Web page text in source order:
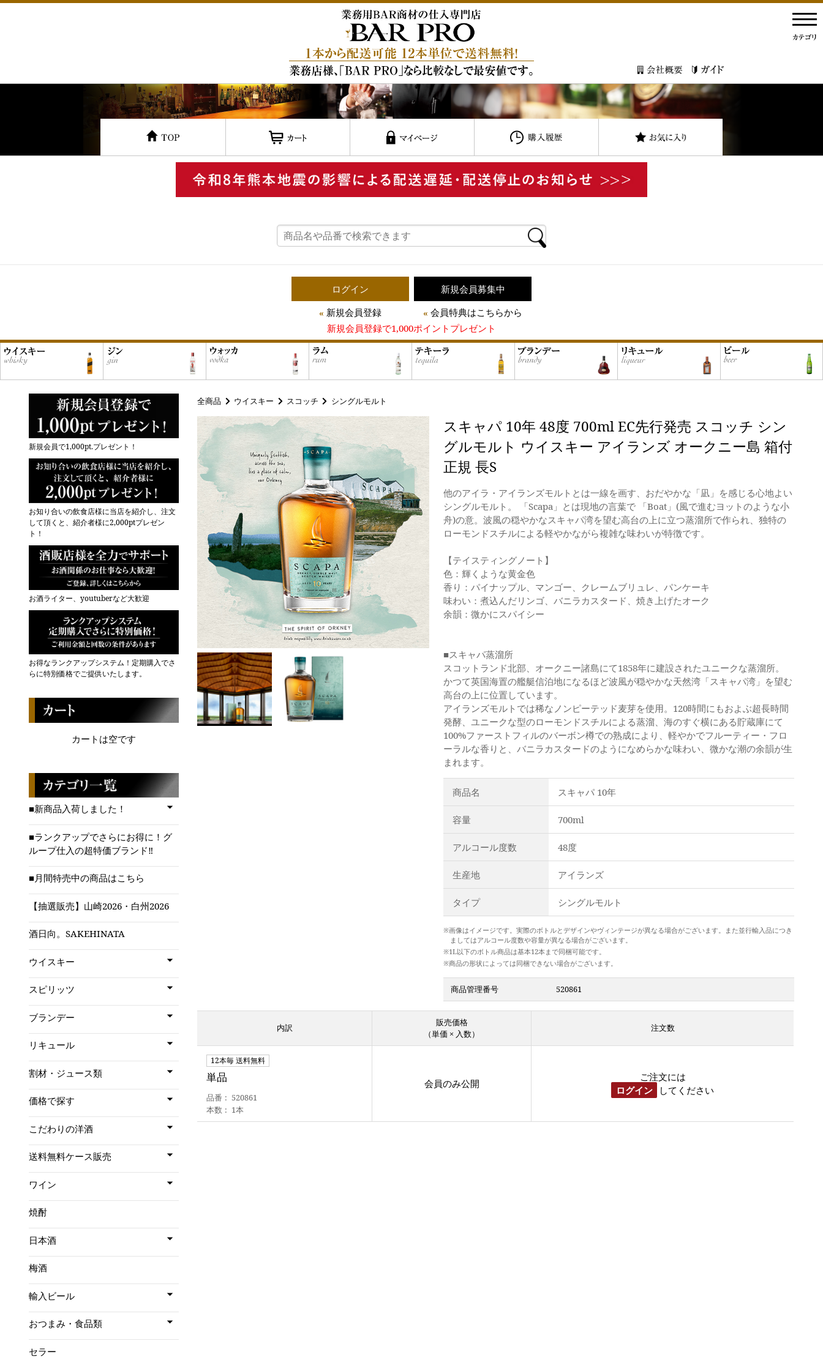
ログイン
新規会員登録
新規会員募集中
会員特典はこちらから
新規会員登録で1,000ポイントプレゼント
全商品 ウイスキー スコッチ シングルモルト
スキャパ 10年 48度 700ml EC先行発売 スコッチ シン
グルモルト ウイスキー アイランズ オークニー島 箱付
正規 長S
他のアイラ・アイランズモルトとは一線を画す、おだやかな「凪」を感じる心地よい
シングルモルト。 「Scapa」とは現地の言葉で 「Boat」(風で進むヨットのような小
舟)の意。波風の穏やかなスキャパ湾を望む高台の上に立つ蒸溜所で作られ、独特の
ローモンドスチルによる軽やかながら複雑な味わいが特徴です。
【テイスティングノート】
色：輝くような黄金色
香り：パイナップル、マンゴー、クレームブリュレ、パンケーキ
味わい：煮込んだリンゴ、バニラカスタード、焼き上げたオーク
余韻：微かにスパイシー
■スキャパ蒸溜所
スコットランド北部、オークニー諸島にて1858年に建設されたユニークな蒸溜所。
かつて英国海置の艦艇信泊地になるほど波風が穏やかな天然湾「スキャパ湾」を望む
高台の上に位置しています。
アイランズモルトでは稀なノンピーテッド麦芽を使用。120時間にもおよぶ超長時間
発酵、ユニークな型のローモンドスチルによる蒸溜、海のすぐ横にある貯蔵庫にて
100%ファーストフィルのバーボン樽での熟成により、軽やかでフルーティー・フロ
ーラルな香りと、バニラカスタードのようになめらかな味わい、微かな潮の余韻が生
まれます。
商品名 スキャパ 10年
容量 700ml
アルコール度数 48度
生産地 アイランズ
タイプ シングルモルト
※画像はイメージです。実際のボトルとデザインやヴィンテージが異なる場合がございます。また並行輸入品につき
ましてはアルコール度数や容量が異なる場合がございます。
※1L以下のボトル商品は基本12本まで同梱可能です。
※商品の形状によっては同梱できない場合がございます。
商品管理番号 520861
内訳
販売価格
（単価 × 入数）
注文数
12本毎 送料無料
単品
品番
520861
本数
1本
会員のみ公開
ご注文には
ログイン
してください
新規会員で1,000pt.プレゼント！
お知り合いの飲食店様に当店を紹介し、注文
して頂くと、紹介者様に2,000ptプレゼン
ト！
お酒ライター、youtuberなど大歓迎
お得なランクアップシステム！定期購入でさ
らに特別価格でご提供いたします。
カートは空です
■新商品入荷しました！
■ランクアップでさらにお得に！グ
ループ仕入の超特価ブランド‼
■月間特売中の商品はこちら
【抽選販売】山崎2026・白州2026
酒日向。SAKEHINATA
ウイスキー
スピリッツ
ブランデー
リキュール
割材・ジュース類
価格で探す
こだわりの洋酒
送料無料ケース販売
ワイン
焼酎
日本酒
梅酒
輸入ビール
おつまみ・食品類
セラー